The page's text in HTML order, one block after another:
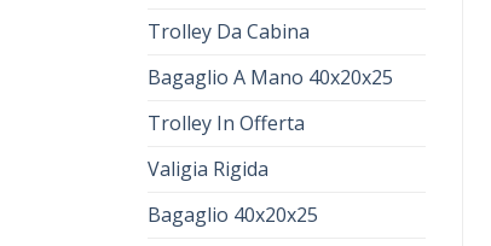
Trolley Da Cabina
Bagaglio A Mano 40x20x25
Trolley In Offerta
Valigia Rigida
Bagaglio 40x20x25